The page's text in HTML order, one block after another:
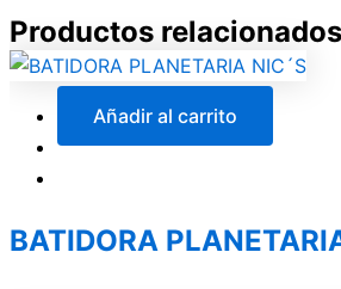
Productos relacionados
Añadir al carrito
BATIDORA